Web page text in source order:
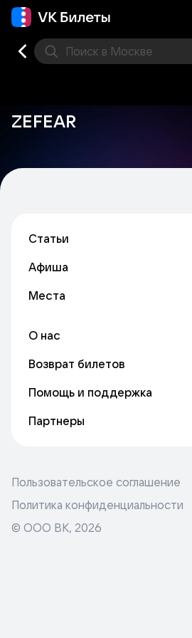
Поиск в Москве
ZEFEAR
Статьи
Афиша
Места
О нас
Возврат билетов
Помощь и поддержка
Партнеры
Пользовательское соглашение
Политика конфиденциальности
© ООО ВК, 2026